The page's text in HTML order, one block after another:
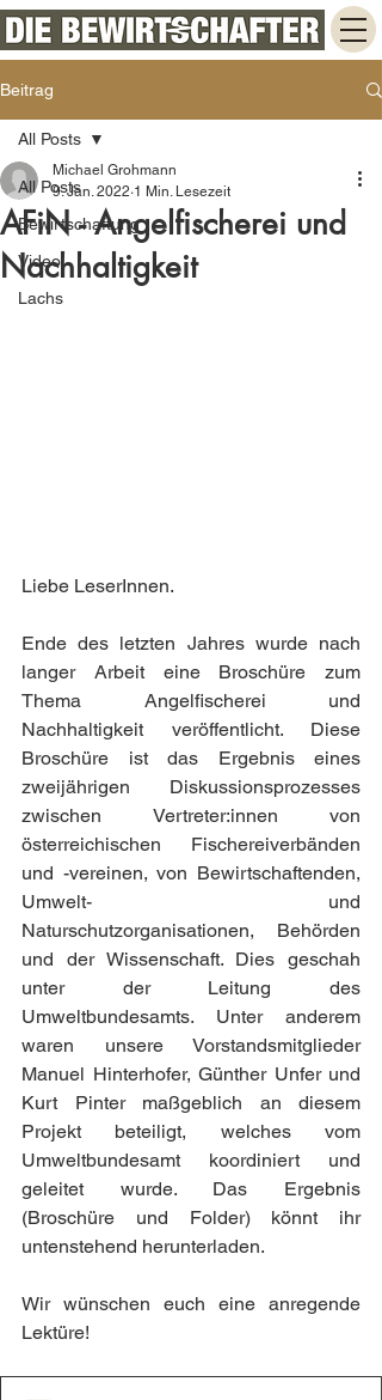
Beitrag
All Posts
Bewirtschaftung
Video
Lachs
All Posts
AFiN - Angelfischerei und
Nachhaltigkeit
Michael Grohmann
9. Jan. 2022 1 Min. Lesezeit
Liebe LeserInnen.
Ende des letzten Jahres wurde nach
langer Arbeit eine Broschüre zum
Thema Angelfischerei und
Nachhaltigkeit veröffentlicht. Diese
Broschüre ist das Ergebnis eines
zweijährigen Diskussionsprozesses
zwischen Vertreter:innen von
österreichischen Fischereiverbänden
und -vereinen, von Bewirtschaftenden,
Umwelt- und
Naturschutzorganisationen, Behörden
und der Wissenschaft. Dies geschah
unter der Leitung des
Umweltbundesamts. Unter anderem
waren unsere Vorstandsmitglieder
Manuel Hinterhofer, Günther Unfer und
Kurt Pinter maßgeblich an diesem
Projekt beteiligt, welches vom
Umweltbundesamt koordiniert und
geleitet wurde. Das Ergebnis
(Broschüre und Folder) könnt ihr
untenstehend herunterladen.
Wir wünschen euch eine anregende
Lektüre!